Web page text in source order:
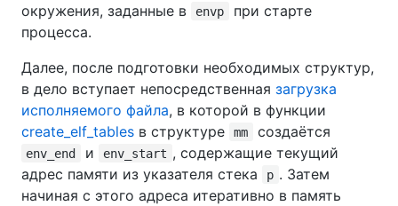
окружения, заданные в
envp
при старте
процесса.
Далее, после подготовки необходимых структур,
в дело вступает непосредственная загрузка
исполняемого файла, в которой в функции
create_elf_tables в структуре mm создаётся
env_end и env_start , содержащие текущий
адрес памяти из указателя стека
p . Затем
начиная с этого адреса итеративно в память